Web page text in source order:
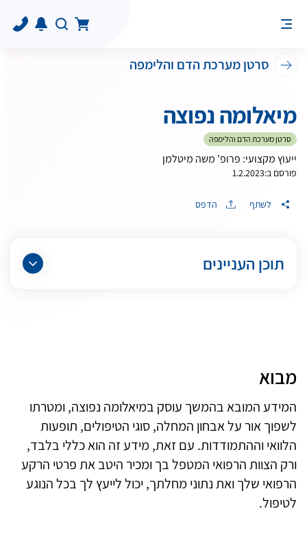
סרטן מערכת הדם והלימפה
מיאלומה נפוצה
סרטן מערכת הדם והלימפה
ייעוץ מקצועי: פרופ' משה מיטלמן
פורסם ב:1.2.2023
תוכן העניינים
מבוא
המידע המובא בהמשך עוסק במיאלומה נפוצה, ומטרתו
לשפוך אור על אבחון המחלה, סוגי הטיפולים, תופעות
הלוואי וההתמודדות. עם זאת, מידע זה הוא כללי בלבד,
ורק הצוות הרפואי המטפל בך ומכיר היטב את פרטי הרקע
הרפואי שלך ואת נתוני מחלתך, יכול לייעץ לך בכל הנוגע
לטיפול.